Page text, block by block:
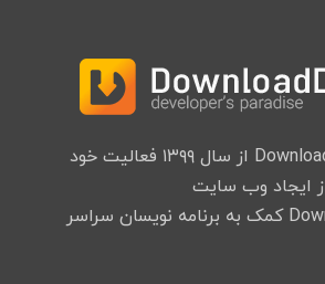
تیم DownloadDevTools.com از سال ۱۳۹۹ فعالیت خود
ایجاد وب سایت
DownloadDevTools.com کمک به برنامه نویسان سراسر